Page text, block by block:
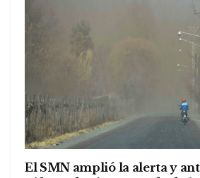
El SMN amplió la alerta y